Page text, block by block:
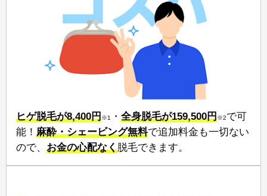
ヒゲ脱毛が8,400円※1 ⁠⁠・ 全身脱毛が159,500円※2⁠⁠で可
能！⁠ 麻酔・シェービング無料で追加料金も一切ない
ので、⁠ お金の心配なく⁠脱毛できます。